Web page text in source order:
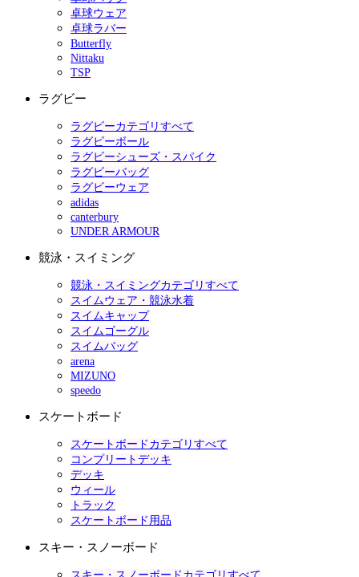
卓球ウェア
卓球ラバー
Butterfly
Nittaku
TSP
ラグビー
ラグビーカテゴリすべて
ラグビーボール
ラグビーシューズ・スパイク
ラグビーバッグ
ラグビーウェア
adidas
canterbury
UNDER ARMOUR
競泳・スイミング
競泳・スイミングカテゴリすべて
スイムウェア・競泳水着
スイムキャップ
スイムゴーグル
スイムバッグ
arena
MIZUNO
speedo
スケートボード
スケートボードカテゴリすべて
コンプリートデッキ
デッキ
ウィール
トラック
スケートボード用品
スキー・スノーボード